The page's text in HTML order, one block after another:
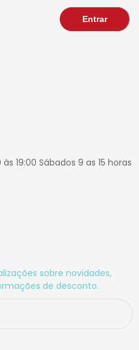
19:00 Sábados 9 as 15 horas
sobre novidades,
de desconto.